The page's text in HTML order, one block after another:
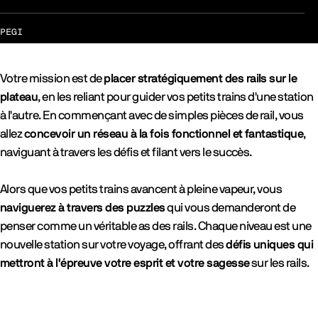
PEGI
Votre mission est deplacer stratégiquement des rails sur le
plateau, en les reliant pour guider vos petits trains d'une station
à l'autre. En commençant avec de simples pièces de rail, vous
allezconcevoir un réseau à la fois fonctionnel et fantastique,
naviguant à travers les défis et filant vers le succès.
Alors que vos petits trains avancent à pleine vapeur, vous
naviguerez à travers des puzzlesqui vous demanderont de
penser comme un véritable as des rails. Chaque niveau est une
nouvelle station sur votre voyage, offrant desdéfis uniques qui
mettront à l'épreuve votre esprit et votre sagessesur les rails.